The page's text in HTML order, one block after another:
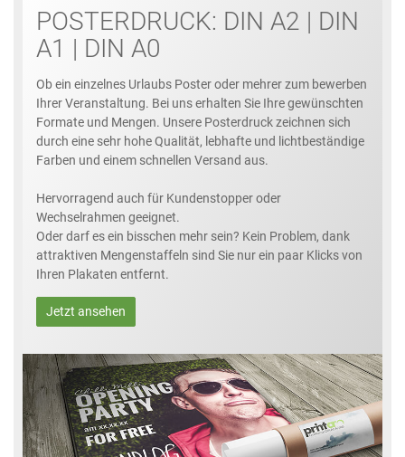
POSTERDRUCK: DIN A2 | DIN
A1 | DIN A0
Ob ein einzelnes Urlaubs Poster oder mehrer zum bewerben
Ihrer Veranstaltung. Bei uns erhalten Sie Ihre gewünschten
Formate und Mengen. Unsere Posterdruck zeichnen sich
durch eine sehr hohe Qualität, lebhafte und lichtbeständige
Farben und einem schnellen Versand aus.
Hervorragend auch für Kundenstopper oder
Wechselrahmen geeignet.
Oder darf es ein bisschen mehr sein? Kein Problem, dank
attraktiven Mengenstaffeln sind Sie nur ein paar Klicks von
Ihren Plakaten entfernt.
Jetzt ansehen